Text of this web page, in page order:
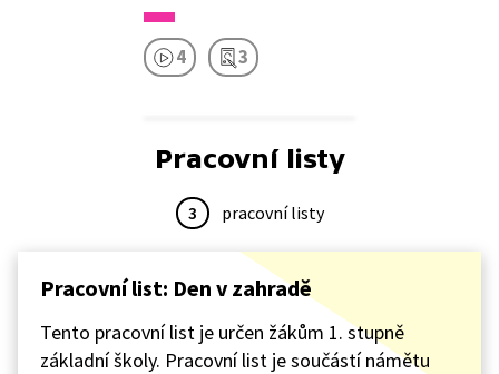
4 3
Pracovní listy
3 pracovní listy
Pracovní list: Den v zahradě
Tento pracovní list je určen žákům 1. stupně
základní školy. Pracovní list je součástí námětu